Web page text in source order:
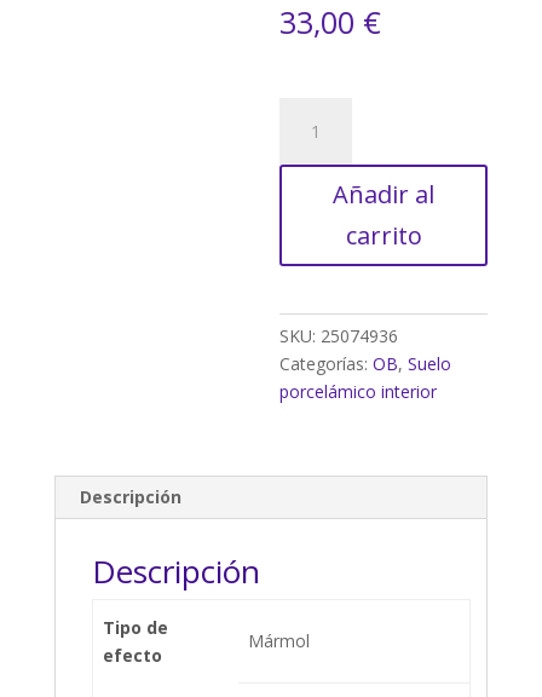
33,00 €
PORCELÁNICO
60X120CM
VALDIVIAAñadir al
carrito
SKU: 25074936
Categorías:OB,Suelo
porcelámico interior
Descripción
Descripción
Tipo de
efecto
Mármol